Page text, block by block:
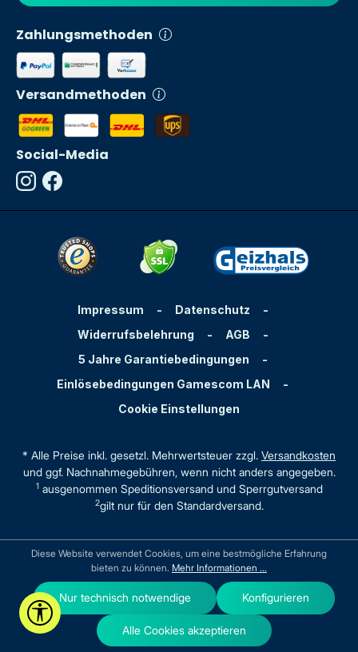
Zahlungsmethoden
Versandmethoden
Social-Media
Impressum - Datenschutz
-
Widerrufsbelehrung
- AGB
-
5 Jahre Garantiebedingungen
-
Einlösebedingungen Gamescom LAN
-
Cookie Einstellungen
* Alle Preise inkl. gesetzl. Mehrwertsteuer zzgl. Versandkosten
und ggf. Nachnahmegebühren, wenn nicht anders angegeben.
1ausgenommen Speditionsversand und Sperrgutversand
2gilt nur für den Standardversand.
Werkzeugleiste anzeigen
Diese Website verwendet Cookies, um eine bestmögliche Erfahrung
bieten zu können. Mehr Informationen ...
Nur technisch notwendige Konfigurieren
Alle Cookies akzeptieren